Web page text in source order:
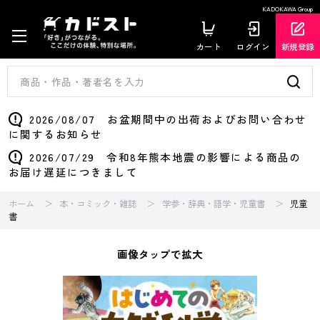
KADOKAWA Group
カート ログイン 新規登録
2026/08/07 お盆期間中の出荷およびお問い合わせ
に関するお知らせ
2026/07/29 令和8年熊本地震の影響による商品の
お届け遅延につきまして
ホーム 本・コミック・雑誌 学参・辞典・語学・児童書
児童
書
画像タップで拡大